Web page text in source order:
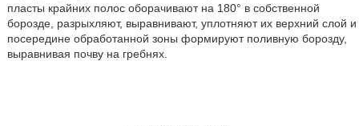
пласты крайних полос оборачивают на 180° в собственной
борозде, разрыхляют, выравнивают, уплотняют их верхний слой и
посередине обработанной зоны формируют поливную борозду,
выравнивая почву на гребнях.